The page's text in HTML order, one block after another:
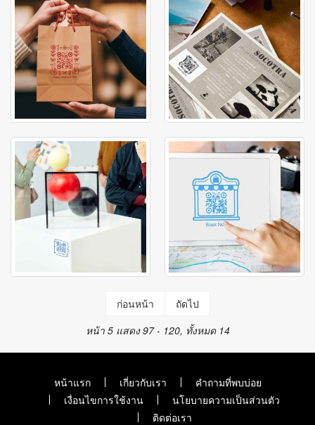
ก่อนหน้า
ถัดไป
หน้า 5 แสดง 97 - 120, ทั้งหมด 14
หน้าแรก เกี่ยวกับเรา
คำถามที่พบบ่อย
เงื่อนไขการใช้งาน
นโยบายความเป็นส่วนตัว
ติดต่อเรา